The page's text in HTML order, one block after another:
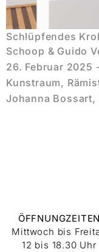
Schlüpfendes
Schoop & Guido
26. Februar 2025
Kunstraum,
Johanna
ÖFFNUNGZEITEN
Mittwoch bis
12 bis 18.30 Uhr